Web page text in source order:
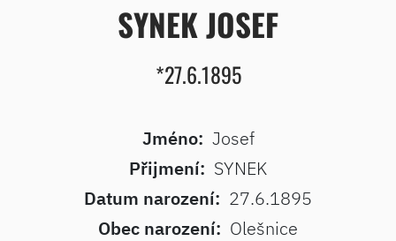
SYNEK JOSEF
*27.6.1895
Jméno: Josef
Přijmení: SYNEK
Datum narození: 27.6.1895
Obec narození: Olešnice